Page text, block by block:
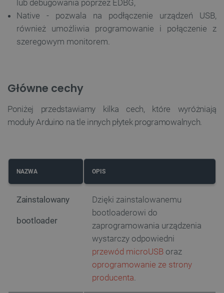
lub debugowania poprzez EDBG,
Native - pozwala na podłączenie urządzeń USB,
również umożliwia programowanie i połączenie z
szeregowym monitorem.
Główne cechy
Poniżej przedstawiamy kilka cech, które wyróżniają
moduły Arduino na tle innych płytek programowalnych.
NAZWA OPIS
Zainstalowany
bootloader
Dzięki zainstalowanemu
bootloaderowi do
zaprogramowania urządzenia
wystarczy odpowiedni
przewód microUSB oraz
oprogramowanie ze strony
producenta